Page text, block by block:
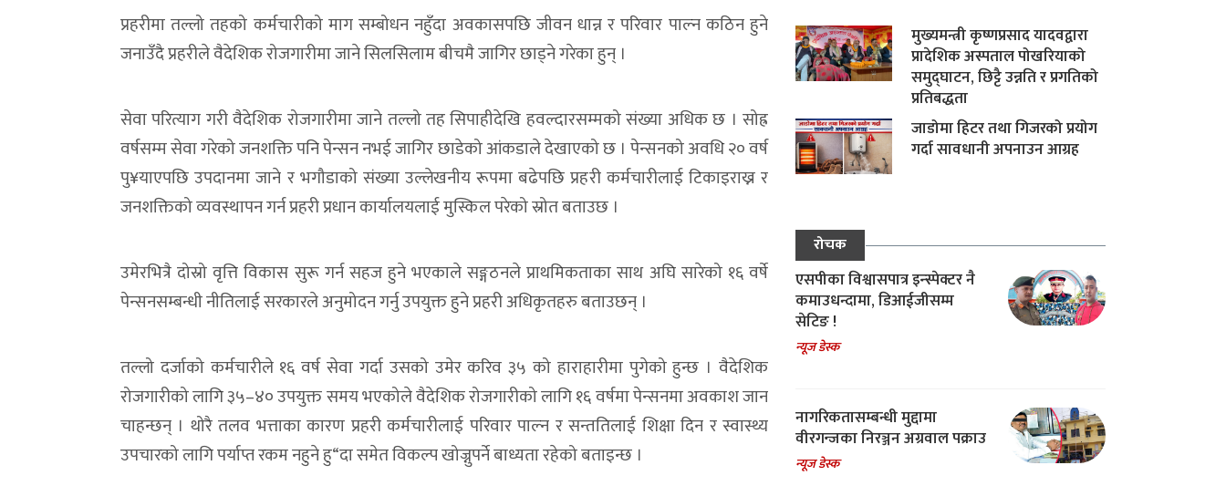
प्रहरीमा तल्लो तहको कर्मचारीको माग सम्बोधन नहुँदा अवकासपछि जीवन धान्न र परिवार पाल्न कठिन हुने
जनाउँदै प्रहरीले वैदेशिक रोजगारीमा जाने सिलसिलाम बीचमै जागिर छाड्ने गरेका हुन् ।
सेवा परित्याग गरी वैदेशिक रोजगारीमा जाने तल्लो तह सिपाहीदेखि हवल्दारसम्मको संख्या अधिक छ । सोह्र
वर्षसम्म सेवा गरेको जनशक्ति पनि पेन्सन नभई जागिर छाडेको आंकडाले देखाएको छ । पेन्सनको अवधि २० वर्ष
पु¥याएपछि उपदानमा जाने र भगौडाको संख्या उल्लेखनीय रूपमा बढेपछि प्रहरी कर्मचारीलाई टिकाइराख्न र
जनशक्तिको व्यवस्थापन गर्न प्रहरी प्रधान कार्यालयलाई मुस्किल परेको स्रोत बताउछ ।
उमेरभित्रै दोस्रो वृत्ति विकास सुरू गर्न सहज हुने भएकाले सङ्गठनले प्राथमिकताका साथ अघि सारेको १६ वर्षे
पेन्सनसम्बन्धी नीतिलाई सरकारले अनुमोदन गर्नु उपयुक्त हुने प्रहरी अधिकृतहरु बताउछन् ।
तल्लो दर्जाको कर्मचारीले १६ वर्ष सेवा गर्दा उसको उमेर करिव ३५ को हाराहारीमा पुगेको हुन्छ । वैदेशिक
रोजगारीको लागि ३५–४० उपयुक्त समय भएकोले वैदेशिक रोजगारीको लागि १६ वर्षमा पेन्सनमा अवकाश जान
चाहन्छन् । थोरै तलव भत्ताका कारण प्रहरी कर्मचारीलाई परिवार पाल्न र सन्ततिलाई शिक्षा दिन र स्वास्थ्य
उपचारको लागि पर्याप्त रकम नहुने हु“दा समेत विकल्प खोज्नुपर्ने बाध्यता रहेको बताइन्छ ।
मुख्यमन्त्री कृष्णप्रसाद यादवद्वारा
प्रादेशिक अस्पताल पोखरियाको
समुद्घाटन, छिट्टै उन्नति र प्रगतिको
प्रतिबद्धता
जाडोमा हिटर तथा गिजरको प्रयोग
गर्दा सावधानी अपनाउन आग्रह
रोचक
एसपीका विश्वासपात्र इन्स्पेक्टर नै
कमाउधन्दामा, डिआईजीसम्म
सेटिङ !
न्यूज डेस्क
नागरिकतासम्बन्धी मुद्दामा
वीरगन्जका निरञ्जन अग्रवाल पक्राउ
न्यूज डेस्क